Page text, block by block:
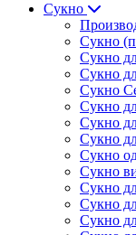
Сукно
Сукно
Сукно
Сукно
Сукно
Сукно
Сукно
Сукно
Сукно
Сукно
Сукно
Сукно
Сукно